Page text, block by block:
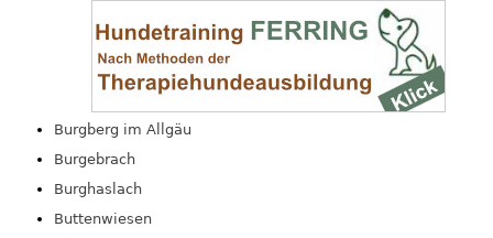
Burgberg im Allgäu
Burgebrach
Burghaslach
Buttenwiesen